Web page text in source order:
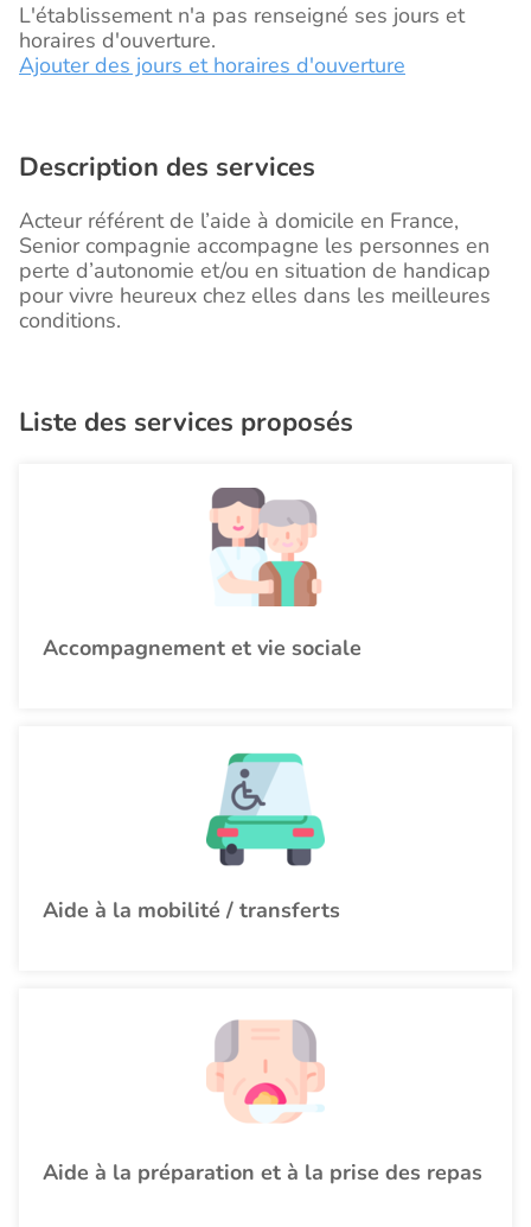
L'établissement n'a pas renseigné ses jours et
horaires d'ouverture.
Ajouter des jours et horaires d'ouverture
Description des services
Acteur référent de l’aide à domicile en France,
Senior compagnie accompagne les personnes en
perte d’autonomie et/ou en situation de handicap
pour vivre heureux chez elles dans les meilleures
conditions.
Liste des services proposés
Accompagnement et vie sociale
Aide à la mobilité / transferts
Aide à la préparation et à la prise des repas